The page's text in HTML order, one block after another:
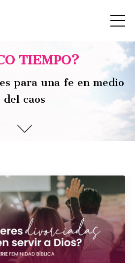
TIEMPO?
para una fe en medio
del caos